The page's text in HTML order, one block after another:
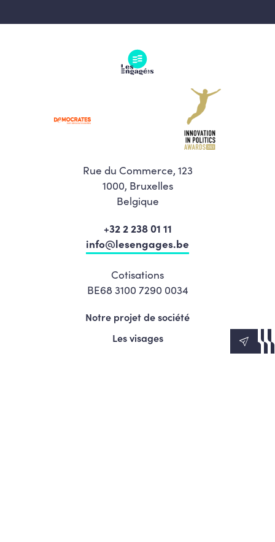
Rue du Commerce, 123
1000, Bruxelles
Belgique
+32 2 238 01 11
info@lesengages.be
Cotisations
BE68 3100 7290 0034
Notre projet de société
Les visages